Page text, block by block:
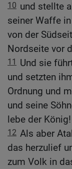
10 und stellte
seiner Waffe
von der
Nordseite vor
11 Und sie
und setzten
Ordnung und
und seine
lebe der König!
12 Als aber
das herzulief
zum Volk in